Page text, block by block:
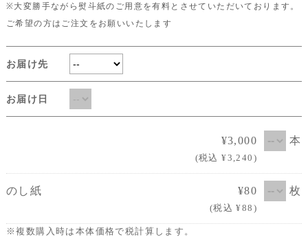
※大変勝手ながら熨斗紙のご用意を有料とさせていただいております。
ご希望の方はご注文をお願いいたします
お届け先
お届け日
¥3,000
(税込 ¥3,240)
本
のし紙 ¥80
(税込 ¥88)
枚
※複数購入時は本体価格で税計算します。